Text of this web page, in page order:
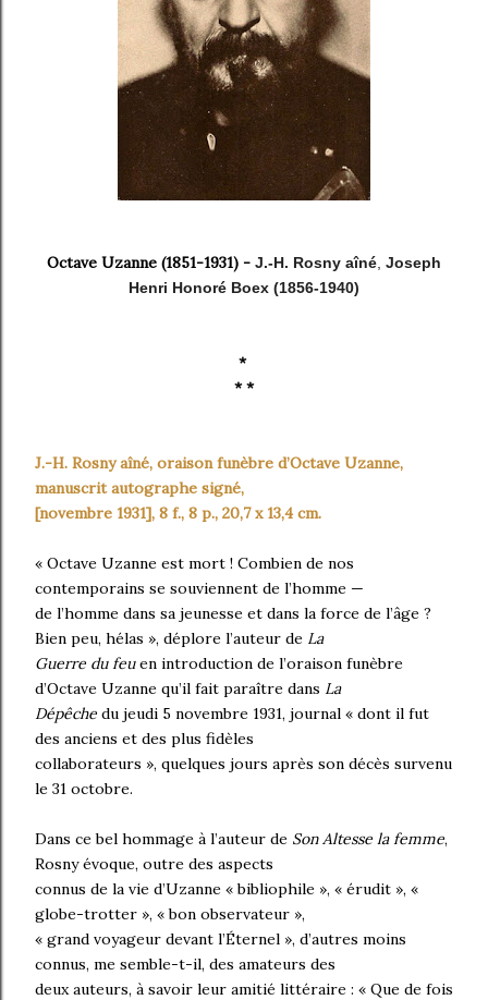
Octave Uzanne (1851-1931) - J.-H. Rosny aîné Joseph
Henri Honoré Boex (1856-1940)
*
* *
J.-H. Rosny aîné, oraison funèbre d’Octave Uzanne,
manuscrit autographe signé,
[novembre 1931], 8 f., 8 p., 20,7 x 13,4 cm.
« Octave Uzanne est mort ! Combien de nos
contemporains se souviennent de l’homme —
de l’homme dans sa jeunesse et dans la force de l’âge ?
Bien peu, hélas », déplore l’auteur de La
Guerre du feuen introduction de l’oraison funèbre
d’Octave Uzanne qu’il fait paraître dans La
Dépêche du jeudi 5 novembre 1931, journal « dont il fut
des anciens et des plus fidèles
collaborateurs », quelques jours après son décès survenu
le 31 octobre.
Dans ce bel hommage à l’auteur de Son Altesse la femme,
Rosny évoque, outre des aspects
connus de la vie d’Uzanne « bibliophile », « érudit », «
globe-trotter », « bon observateur »,
« grand voyageur devant l’Éternel », d’autres moins
connus, me semble-t-il, des amateurs des
deux auteurs, à savoir leur amitié littéraire : « Que de fois